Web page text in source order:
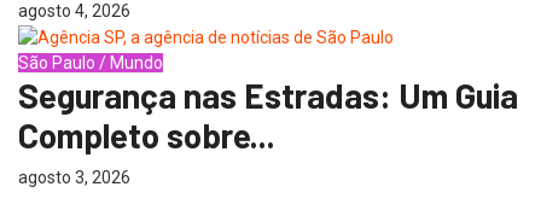
agosto 4, 2026
São Paulo / Mundo
Segurança nas Estradas: Um Guia
Completo sobre...
agosto 3, 2026